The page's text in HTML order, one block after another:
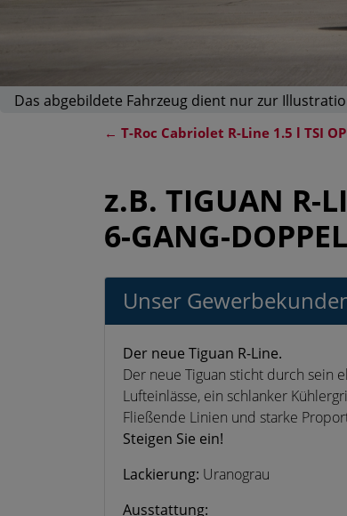
Das abgebildete Fahrzeug dient nur zur
← T-Roc Cabriolet R-Line 1.5 l TSI
z.B. TIGUAN R-
6-GANG-
Unser
Der neue Tiguan R-Line.
Der neue Tiguan sticht durch sein
Lufteinlässe, ein schlanker
Fließende Linien und starke
Steigen Sie ein!
Lackierung: Uranograu
Ausstattung: